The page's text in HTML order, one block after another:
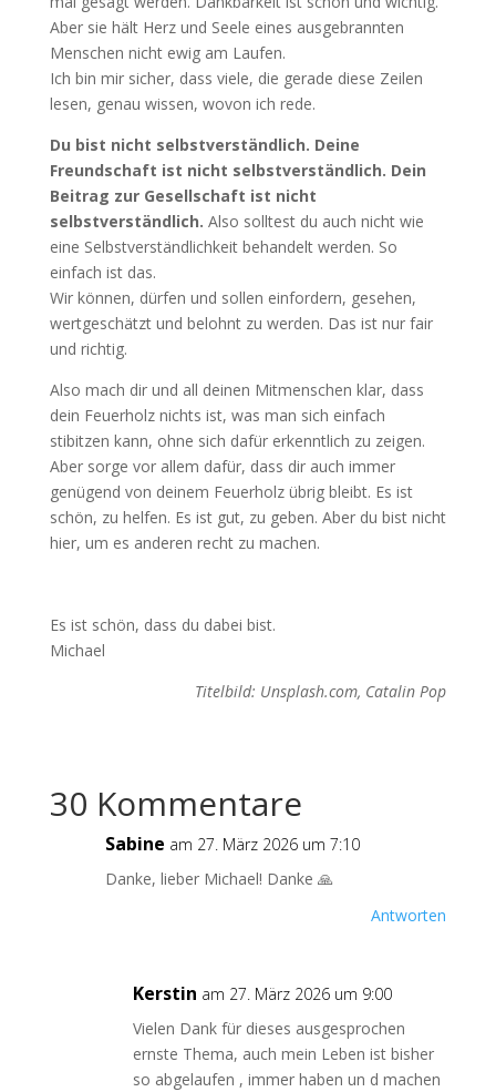
Aber sie hält Herz und Seele eines ausgebrannten
Menschen nicht ewig am Laufen.
Ich bin mir sicher, dass viele, die gerade diese Zeilen
lesen, genau wissen, wovon ich rede.
Du bist nicht selbstverständlich. Deine
Freundschaft ist nicht selbstverständlich. Dein
Beitrag zur Gesellschaft ist nicht
selbstverständlich. Also solltest du auch nicht wie
eine Selbstverständlichkeit behandelt werden. So
einfach ist das.
Wir können, dürfen und sollen einfordern, gesehen,
wertgeschätzt und belohnt zu werden. Das ist nur fair
und richtig.
Also mach dir und all deinen Mitmenschen klar, dass
dein Feuerholz nichts ist, was man sich einfach
stibitzen kann, ohne sich dafür erkenntlich zu zeigen.
Aber sorge vor allem dafür, dass dir auch immer
genügend von deinem Feuerholz übrig bleibt. Es ist
schön, zu helfen. Es ist gut, zu geben. Aber du bist nicht
hier, um es anderen recht zu machen.
Es ist schön, dass du dabei bist.
Michael
Titelbild: Unsplash.com, Catalin Pop
30 Kommentare
Sabine am 27. März 2026 um 7:10
Danke, lieber Michael! Danke 🙏
Antworten
Kerstin am 27. März 2026 um 9:00
Vielen Dank für dieses ausgesprochen
ernste Thema, auch mein Leben ist bisher
so abgelaufen , immer haben un d machen